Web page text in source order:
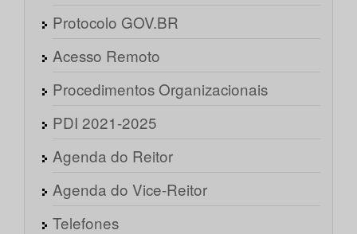
Protocolo GOV.BR
Acesso Remoto
Procedimentos Organizacionais
PDI 2021-2025
Agenda do Reitor
Agenda do Vice-Reitor
Telefones